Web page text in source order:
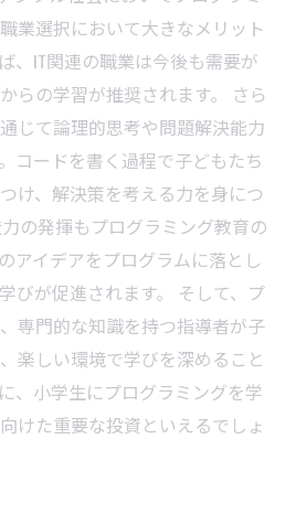
業選択において大きなメリット
、IT関連の職業は今後も需要が
らの学習が推奨されます。 さら
じて論理的思考や問題解決能力
コードを書く過程で子どもたち
け、解決策を考える力を身につ
の発揮もプログラミング教育の
アイデアをプログラムに落とし
びが促進されます。 そして、プ
専門的な知識を持つ指導者が子
楽しい環境で学びを深めること
、小学生にプログラミングを学
けた重要な投資といえるでしょ